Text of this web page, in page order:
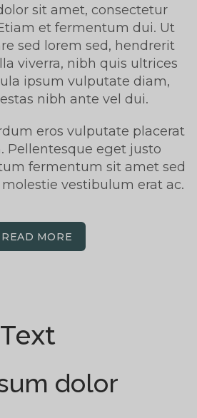
sit amet, consectetur
et fermentum dui. Ut
sed lorem sed, hendrerit
viverra, nibh quis ultrices
ipsum vulputate diam,
nibh ante vel dui.
eros vulputate placerat
Pellentesque eget justo
fermentum sit amet sed
vestibulum erat ac.
READ MORE
dolor